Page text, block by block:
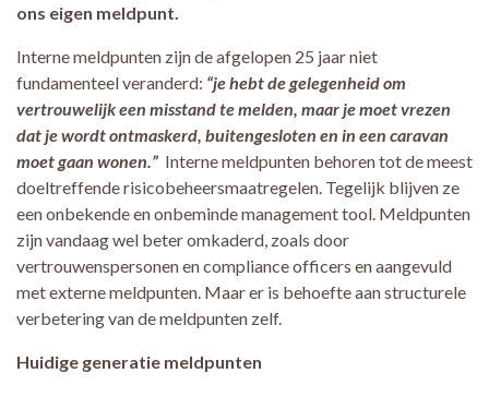
ons eigen meldpunt.
Interne meldpunten zijn de afgelopen 25 jaar niet
fundamenteel veranderd: “je hebt de gelegenheid om
vertrouwelijk een misstand te melden, maar je moet vrezen
dat je wordt ontmaskerd, buitengesloten en in een caravan
moet gaan wonen.” Interne meldpunten behoren tot de meest
doeltreffende risicobeheersmaatregelen. Tegelijk blijven ze
een onbekende en onbeminde management tool. Meldpunten
zijn vandaag wel beter omkaderd, zoals door
vertrouwenspersonen en compliance officers en aangevuld
met externe meldpunten. Maar er is behoefte aan structurele
verbetering van de meldpunten zelf.
Huidige generatie meldpunten